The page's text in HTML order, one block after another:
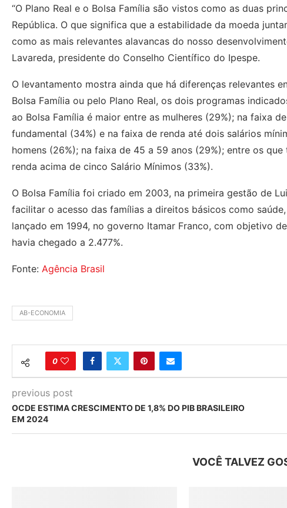
“O Plano Real e o Bolsa Família são vistos como as duas
República. O que significa que a estabilidade da moeda
como as mais relevantes alavancas do nosso
Lavareda, presidente do Conselho Científico do Ipespe.
O levantamento mostra ainda que há diferenças relevantes
Bolsa Família ou pelo Plano Real, os dois programas
ao Bolsa Família é maior entre as mulheres (29%); na faixa
fundamental (34%) e na faixa de renda até dois salários
homens (26%); na faixa de 45 a 59 anos (29%); entre os
renda acima de cinco Salário Mínimos (33%).
O Bolsa Família foi criado em 2003, na primeira gestão de
facilitar o acesso das famílias a direitos básicos como
lançado em 1994, no governo Itamar Franco, com objetivo
havia chegado a 2.477%.
Fonte: Agência Brasil
AB-ECONOMIA
0
previous post
OCDE ESTIMA CRESCIMENTO DE 1,8% DO PIB BRASILEIRO
EM 2024
VOCÊ TALVEZ